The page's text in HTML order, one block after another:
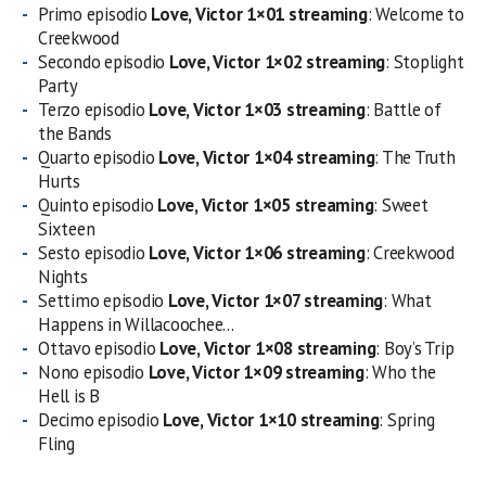
Primo episodio Love, Victor 1×01 streaming: Welcome to
Creekwood
Secondo episodio Love, Victor 1×02 streaming: Stoplight
Party
Terzo episodio Love, Victor 1×03 streaming: Battle of
the Bands
Quarto episodio Love, Victor 1×04 streaming: The Truth
Hurts
Quinto episodio Love, Victor 1×05 streaming: Sweet
Sixteen
Sesto episodio Love, Victor 1×06 streaming: Creekwood
Nights
Settimo episodio Love, Victor 1×07 streaming: What
Happens in Willacoochee…
Ottavo episodio Love, Victor 1×08 streaming: Boy’s Trip
Nono episodio Love, Victor 1×09 streaming: Who the
Hell is B
Decimo episodio Love, Victor 1×10 streaming: Spring
Fling